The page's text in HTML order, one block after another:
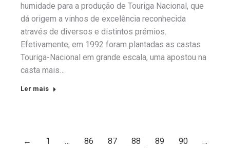
humidade para a produção de Touriga Nacional, que
dá origem a vinhos de excelência reconhecida
através de diversos e distintos prémios.
Efetivamente, em 1992 foram plantadas as castas
Touriga-Nacional em grande escala, uma apostou na
casta mais…
Ler mais
← 1 … 86 87 88 89 90
…